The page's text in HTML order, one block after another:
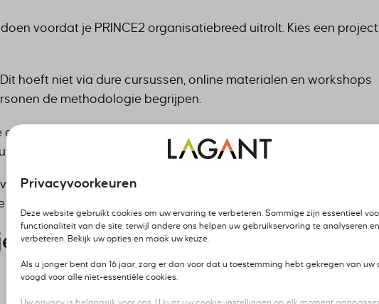
voordat je PRINCE2 organisatiebreed uitrolt. Kies een
Dit hoeft niet via dure cursussen, online materialen en workshops
de methodologie begrijpen.
Vereenvoudig documenten en gebruik herkenbare taal. Maak
teamleden snel kunnen starten.
alle betrokkenen. Wat werkt goed en waar loop je tegen
voor volgende projecten.
tegen bij PRINCE2 in de non-profit
Privacyvoorkeuren
Deze website gebruikt cookies om uw ervaring te verbeteren. Sommige zijn essentieel
functionaliteit van de site, terwijl andere ons helpen uw gebruikservaring te analyseren
verbeteren. Bekijk uw opties en maak uw keuze.
Als u jonger bent dan 16 jaar, zorg er dan voor dat u toestemming hebt gekregen van uw
voogd voor alle niet-essentiële cookies.